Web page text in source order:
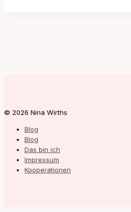
© 2026 Nina Wirths
Blog
Blog
Das bin ich
Impressum
Kooperationen